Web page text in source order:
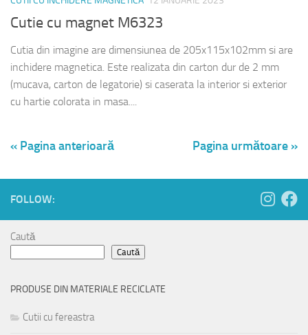
Cutie cu magnet M6323
Cutia din imagine are dimensiunea de 205x115x102mm si are
inchidere magnetica. Este realizata din carton dur de 2 mm
(mucava, carton de legatorie) si caserata la interior si exterior
cu hartie colorata in masa....
« Pagina anterioară Pagina următoare »
FOLLOW:
Caută
Caută
PRODUSE DIN MATERIALE RECICLATE
Cutii cu fereastra